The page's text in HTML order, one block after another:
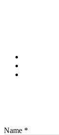
Name *